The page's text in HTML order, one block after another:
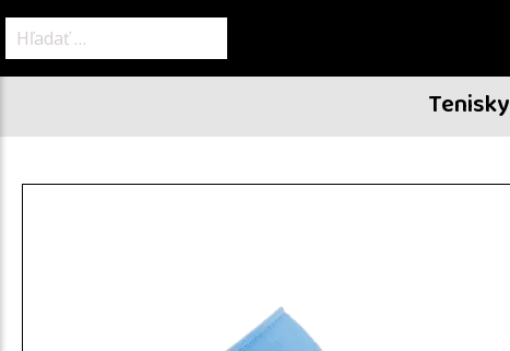
Tenisky